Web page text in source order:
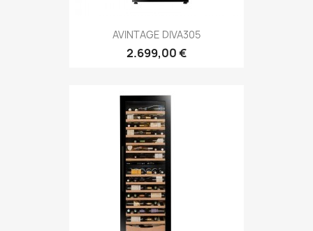
AVINTAGE DIVA305
2.699,00 €